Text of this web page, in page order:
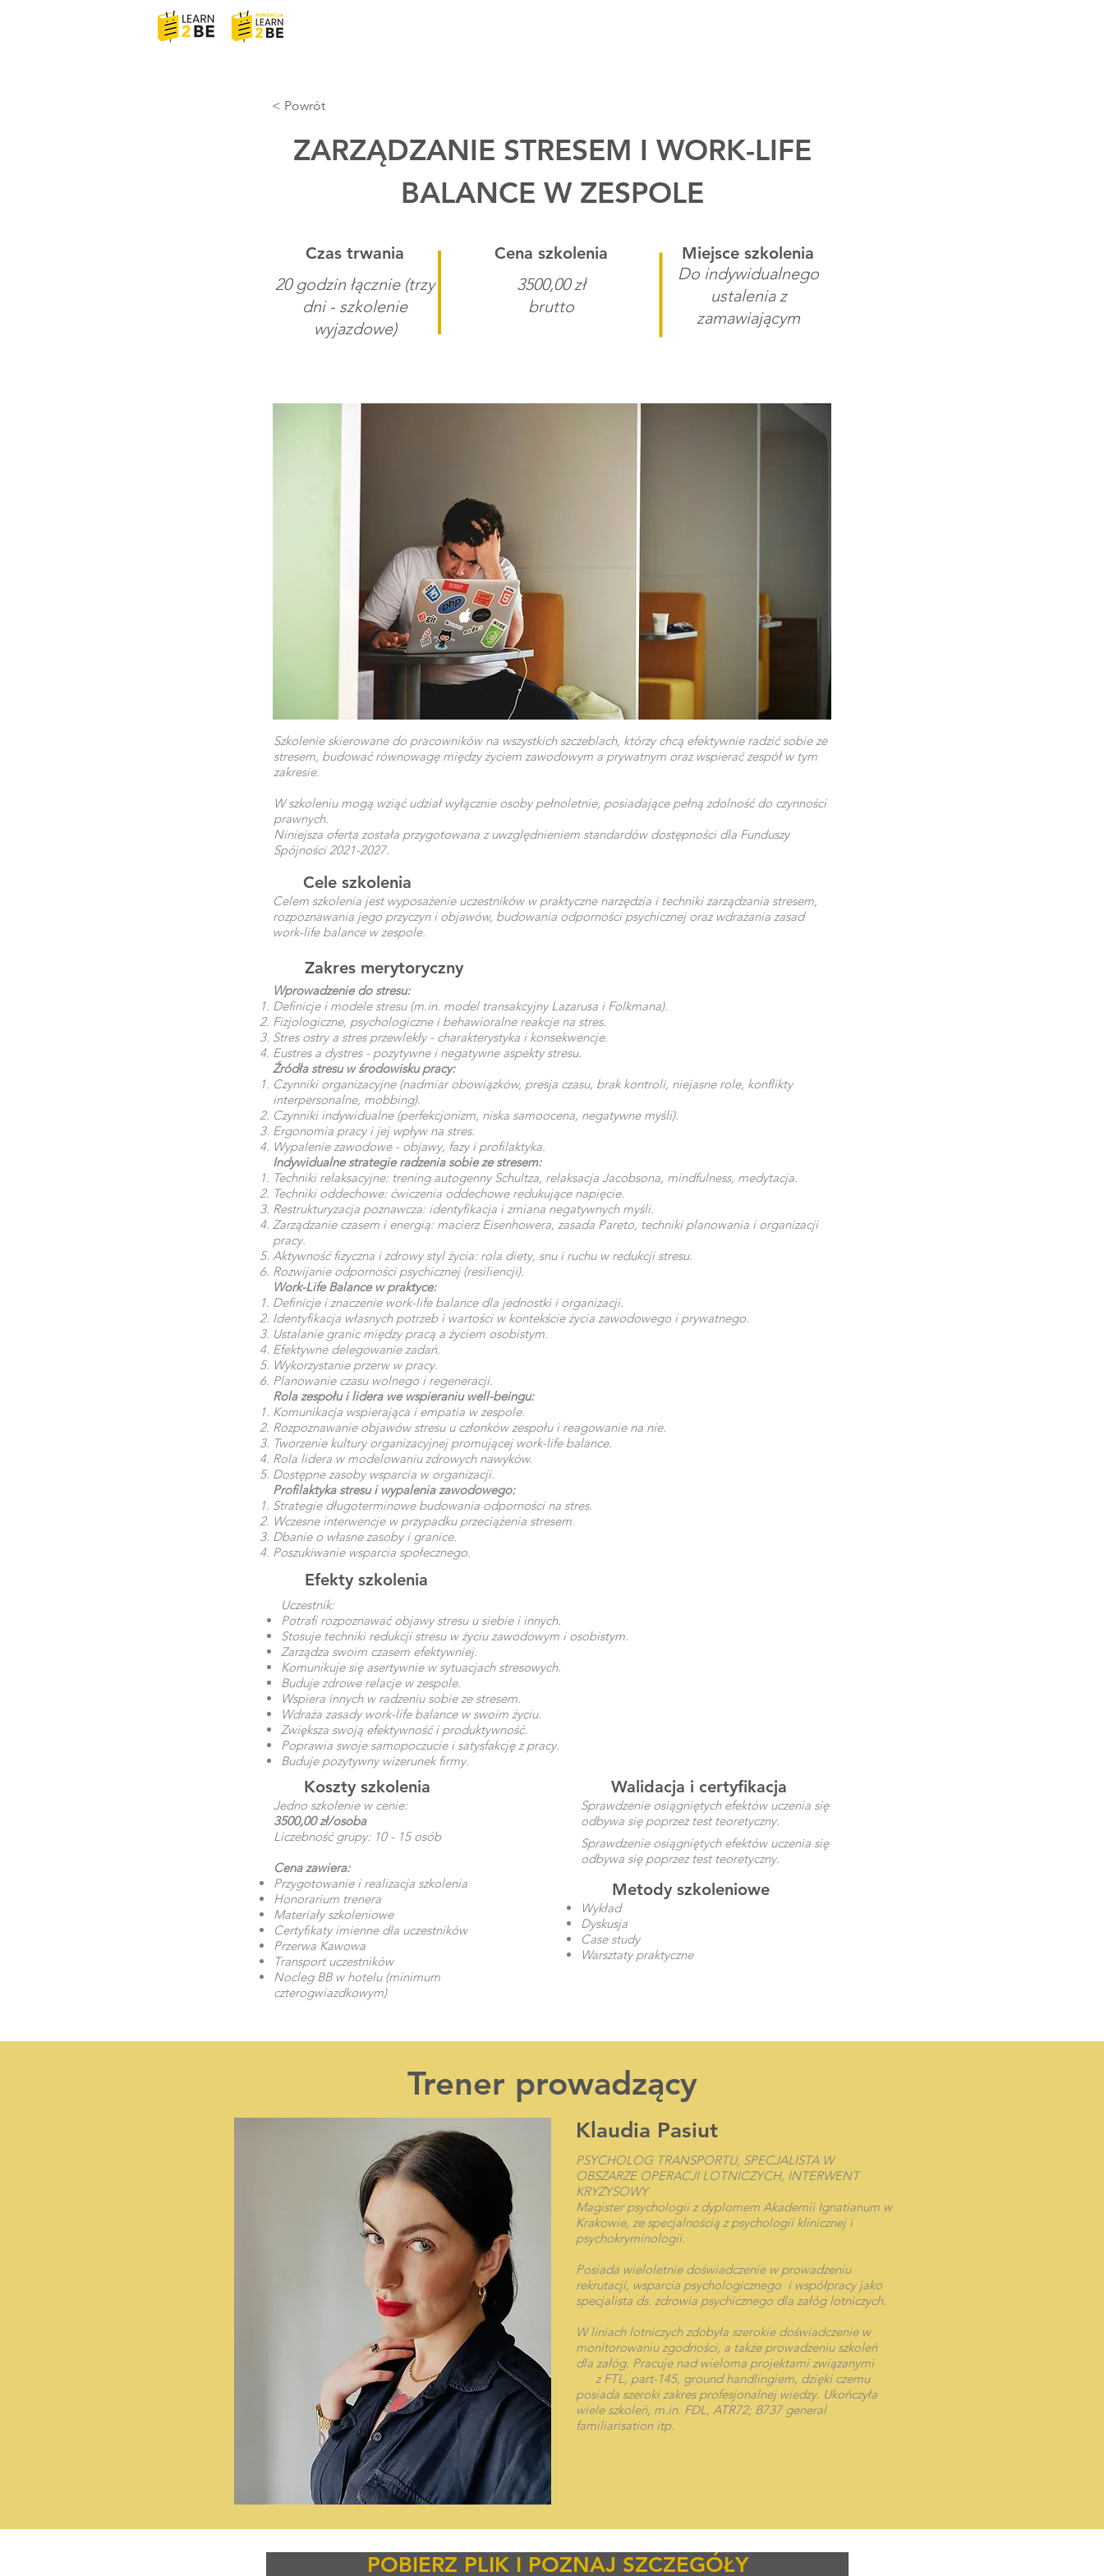
< Powrót
ZARZĄDZANIE STRESEM I WORK-LIFE
BALANCE W ZESPOLE
Czas trwania
20 godzin łącznie (trzy
dni - szkolenie
wyjazdowe)
Cena szkolenia
3500,00 zł
brutto
Miejsce szkolenia
Do indywidualnego
ustalenia z
zamawiającym
Szkolenie skierowane do pracowników na wszystkich szczeblach, którzy chcą efektywnie radzić sobie ze
stresem, budować równowagę między życiem zawodowym a prywatnym oraz wspierać zespół w tym
zakresie.
W szkoleniu mogą wziąć udział wyłącznie osoby pełnoletnie, posiadające pełną zdolność do czynności
prawnych.
Niniejsza oferta została przygotowana z uwzględnieniem standardów dostępności dla Funduszy
Spójności 2021-2027.
Cele szkolenia
Celem szkolenia jest wyposażenie uczestników w praktyczne narzędzia i techniki zarządzania stresem,
rozpoznawania jego przyczyn i objawów, budowania odporności psychicznej oraz wdrażania zasad
work-life balance w zespole.
Zakres merytoryczny
Wprowadzenie do stresu:
Definicje i modele stresu (m.in. model transakcyjny Lazarusa i Folkmana).
Fizjologiczne, psychologiczne i behawioralne reakcje na stres.
Stres ostry a stres przewlekły - charakterystyka i konsekwencje.
Eustres a dystres - pozytywne i negatywne aspekty stresu.
Źródła stresu w środowisku pracy:
Czynniki organizacyjne (nadmiar obowiązków, presja czasu, brak kontroli, niejasne role, konflikty
interpersonalne, mobbing).
Czynniki indywidualne (perfekcjonizm, niska samoocena, negatywne myśli).
Ergonomia pracy i jej wpływ na stres.
Wypalenie zawodowe - objawy, fazy i profilaktyka.
Indywidualne strategie radzenia sobie ze stresem:
Techniki relaksacyjne: trening autogenny Schultza, relaksacja Jacobsona, mindfulness, medytacja.
Techniki oddechowe: ćwiczenia oddechowe redukujące napięcie.
Restrukturyzacja poznawcza: identyfikacja i zmiana negatywnych myśli.
Zarządzanie czasem i energią: macierz Eisenhowera, zasada Pareto, techniki planowania i organizacji
pracy.
Aktywność fizyczna i zdrowy styl życia: rola diety, snu i ruchu w redukcji stresu.
Rozwijanie odporności psychicznej (resiliencji).
Work-Life Balance w praktyce:
Definicje i znaczenie work-life balance dla jednostki i organizacji.
Identyfikacja własnych potrzeb i wartości w kontekście życia zawodowego i prywatnego.
Ustalanie granic między pracą a życiem osobistym.
Efektywne delegowanie zadań.
Wykorzystanie przerw w pracy.
Planowanie czasu wolnego i regeneracji.
Rola zespołu i lidera we wspieraniu well-beingu:
Komunikacja wspierająca i empatia w zespole.
Rozpoznawanie objawów stresu u członków zespołu i reagowanie na nie.
Tworzenie kultury organizacyjnej promującej work-life balance.
Rola lidera w modelowaniu zdrowych nawyków.
Dostępne zasoby wsparcia w organizacji.
Profilaktyka stresu i wypalenia zawodowego:
Strategie długoterminowe budowania odporności na stres.
Wczesne interwencje w przypadku przeciążenia stresem.
Dbanie o własne zasoby i granice.
Poszukiwanie wsparcia społecznego.
Efekty szkolenia
Uczestnik:
Potrafi rozpoznawać objawy stresu u siebie i innych.
Stosuje techniki redukcji stresu w życiu zawodowym i osobistym.
Zarządza swoim czasem efektywniej.
Komunikuje się asertywnie w sytuacjach stresowych.
Buduje zdrowe relacje w zespole.
Wspiera innych w radzeniu sobie ze stresem.
Wdraża zasady work-life balance w swoim życiu.
Zwiększa swoją efektywność i produktywność.
Poprawia swoje samopoczucie i satysfakcję z pracy.
Buduje pozytywny wizerunek firmy.
Koszty szkolenia
Jedno szkolenie w cenie:
3500,00 zł/osoba
Liczebność grupy: 10 - 15 osób
Cena zawiera:
Przygotowanie i realizacja szkolenia
Honorarium trenera
Materiały szkoleniowe
Certyfikaty imienne dla uczestników
Przerwa Kawowa
Transport uczestników
Nocleg BB w hotelu (minimum
czterogwiazdkowym)
Walidacja i certyfikacja
Sprawdzenie osiągniętych efektów uczenia się
odbywa się poprzez test teoretyczny.
Sprawdzenie osiągniętych efektów uczenia się
odbywa się poprzez test teoretyczny.
Metody szkoleniowe
Wykład
Dyskusja
Case study
Warsztaty praktyczne
Trener prowadzący
Klaudia Pasiut
PSYCHOLOG TRANSPORTU, SPECJALISTA W
OBSZARZE OPERACJI LOTNICZYCH, INTERWENT
KRYZYSOWY
Magister psychologii z dyplomem Akademii Ignatianum w
Krakowie, ze specjalnością z psychologii klinicznej i
psychokryminologii.
Posiada wieloletnie doświadczenie w prowadzeniu
rekrutacji, wsparcia psychologicznego i współpracy jako
specjalista ds. zdrowia psychicznego dla załóg lotniczych.
W liniach lotniczych zdobyła szerokie doświadczenie w
monitorowaniu zgodności, a także prowadzeniu szkoleń
dla załóg. Pracuje nad wieloma projektami związanymi
z FTL, part-145, ground handlingiem, dzięki czemu
posiada szeroki zakres profesjonalnej wiedzy. Ukończyła
wiele szkoleń, m.in. FDL, ATR72; B737 general
familiarisation itp.
POBIERZ PLIK I POZNAJ SZCZEGÓŁY